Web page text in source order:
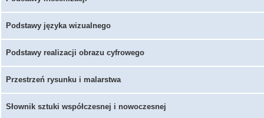
Podstawy języka wizualnego
Podstawy realizacji obrazu cyfrowego
Przestrzeń rysunku i malarstwa
Słownik sztuki współczesnej i nowoczesnej